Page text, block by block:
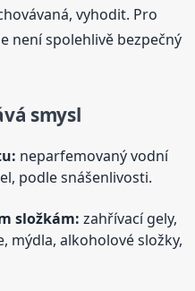
vyhodit. Pro
není spolehlivě bezpečný
smysl
neparfemovaný vodní
podle snášenlivosti.
složkám: zahřívací gely,
mýdla, alkoholové složky,